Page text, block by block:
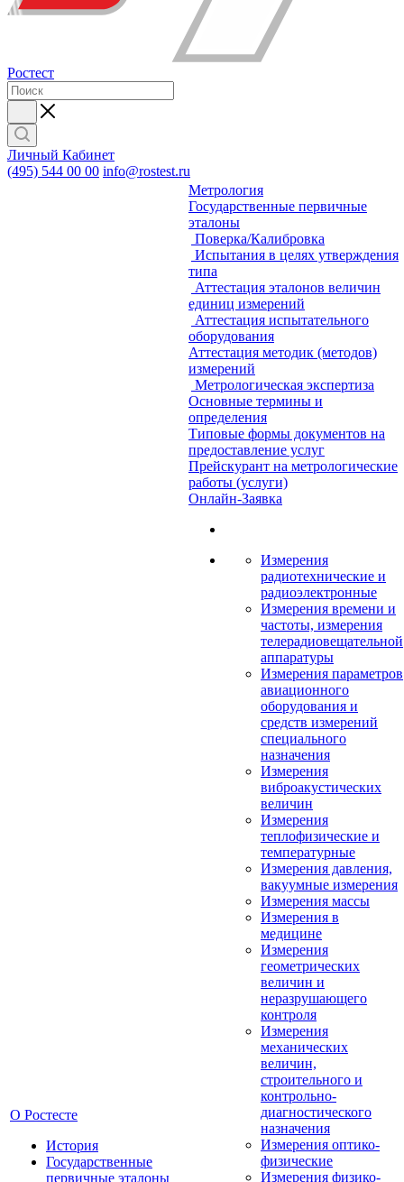
Ростест
Личный Кабинет
(495) 544 00 00 info@rostest.ru
О Ростесте
История
Государственные
первичные эталоны
Метрология
Государственные первичные
эталоны
Поверка/Калибровка
Испытания в целях утверждения
типа
Аттестация эталонов величин
единиц измерений
Аттестация испытательного
оборудования
Аттестация методик (методов)
измерений
Метрологическая экспертиза
Основные термины и
определения
Типовые формы документов на
предоставление услуг
Прейскурант на метрологические
работы (услуги)
Онлайн-Заявка
Измерения
радиотехнические и
радиоэлектронные
Измерения времени и
частоты, измерения
телерадиовещательной
аппаратуры
Измерения параметров
авиационного
оборудования и
средств измерений
специального
назначения
Измерения
виброакустических
величин
Измерения
теплофизические и
температурные
Измерения давления,
вакуумные измерения
Измерения массы
Измерения в
медицине
Измерения
геометрических
величин и
неразрушающего
контроля
Измерения
механических
величин,
строительного и
контрольно-
диагностического
назначения
Измерения оптико-
физические
Измерения физико-